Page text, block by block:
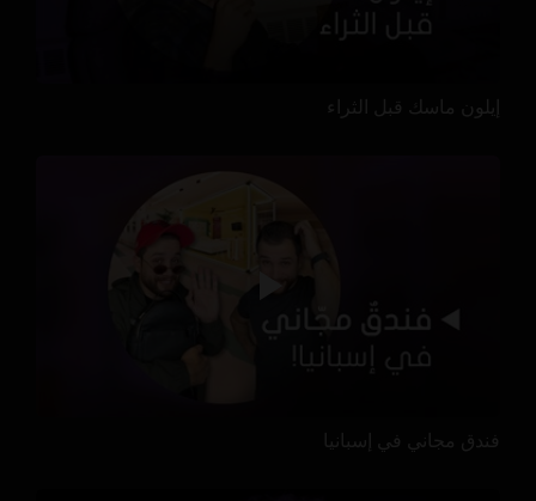
إيلون ماسك قبل الثراء
فندق مجاني في إسبانيا